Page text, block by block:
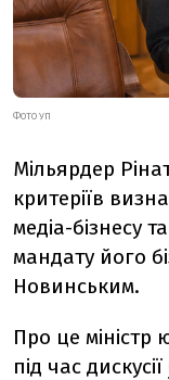
ФОТО УП
Мільярдер
критеріїв
медіа-бізнесу
мандату його
Новинським.
Про це міністр
під час дискусії